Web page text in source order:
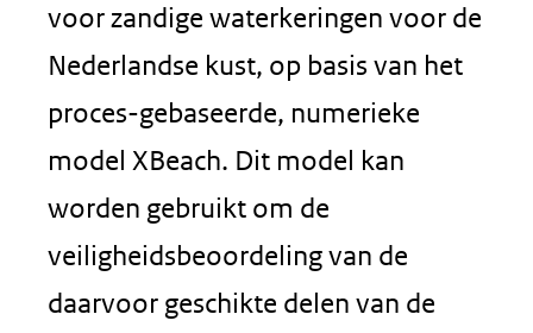
voor zandige waterkeringen voor de
Nederlandse kust, op basis van het
proces-gebaseerde, numerieke
model XBeach. Dit model kan
worden gebruikt om de
veiligheidsbeoordeling van de
daarvoor geschikte delen van de